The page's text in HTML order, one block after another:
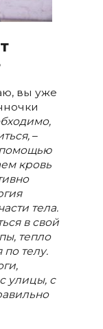
вы уже
–
кровь
тела.
в свой
тепло
телу.
улицы, с